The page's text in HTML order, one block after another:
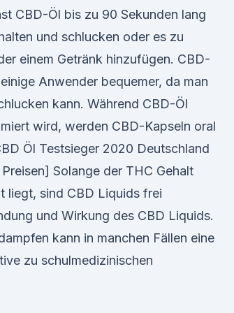
CBD-Öl bis zu 90 Sekunden lang
und schlucken oder es zu
einem Getränk hinzufügen. CBD-
Anwender bequemer, da man
kann. Während CBD-Öl
wird, werden CBD-Kapseln oral
Öl Testsieger 2020 Deutschland
Solange der THC Gehalt
liegt, sind CBD Liquids frei
und Wirkung des CBD Liquids.
kann in manchen Fällen eine
zu schulmedizinischen